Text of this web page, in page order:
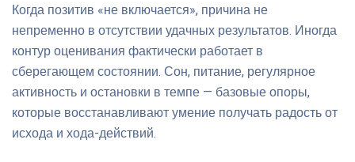
Когда позитив «не включается», причина не
непременно в отсутствии удачных результатов. Иногда
контур оценивания фактически работает в
сберегающем состоянии. Сон, питание, регулярное
активность и остановки в темпе — базовые опоры,
которые восстанавливают умение получать радость от
исхода и хода-действий.